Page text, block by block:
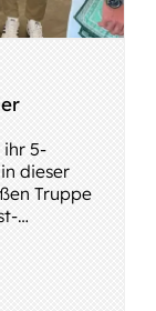
ihr 5-
dieser
Truppe